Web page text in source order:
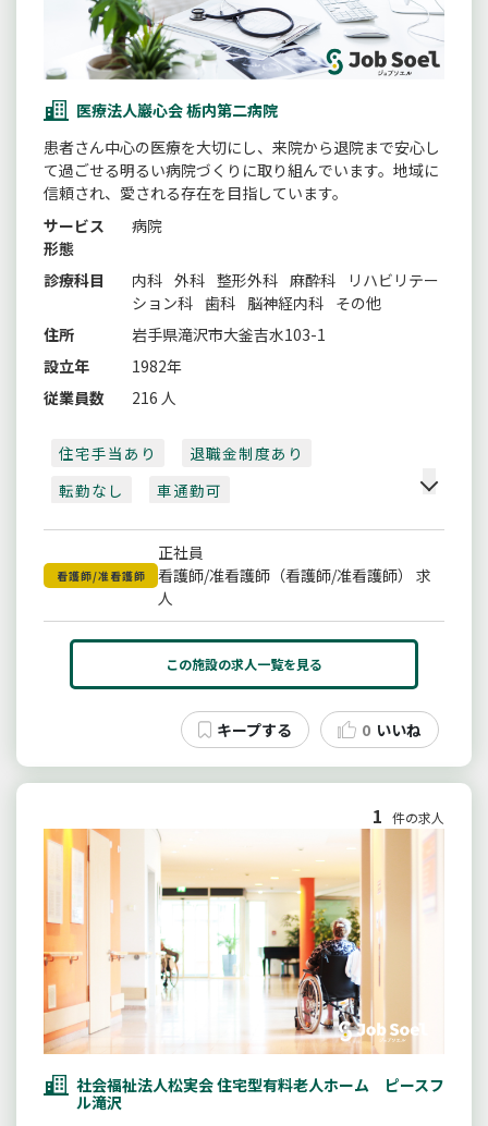
医療法人巖心会 栃内第二病院
患者さん中心の医療を大切にし、来院から退院まで安心し
て過ごせる明るい病院づくりに取り組んでいます。地域に
信頼され、愛される存在を目指しています。
サービス
形態
病院
診療科目 内科 外科 整形外科 麻酔科
リハビリテー
ション科 歯科 脳神経内科 その他
住所
岩手県滝沢市大釜吉水103-1
設立年
1982年
従業員数
216 人
住宅手当あり
退職金制度あり
転勤なし
車通勤可
看護師/准看護師
正社員
看護師/准看護師（看護師/准看護師） 求
人
この施設の求人一覧を見る
0 いいね
1 件の求人
社会福祉法人松実会 住宅型有料老人ホーム ピースフ
ル滝沢